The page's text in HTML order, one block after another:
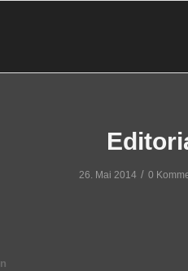
26. Mai 2014 / 0